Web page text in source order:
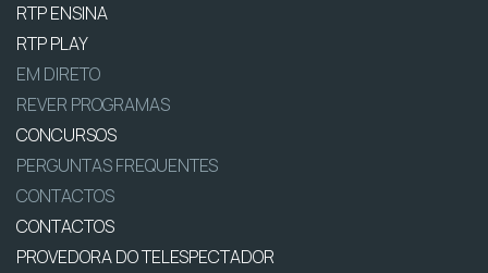
RTP ENSINA
RTP PLAY
EM DIRETO
REVER PROGRAMAS
CONCURSOS
PERGUNTAS FREQUENTES
CONTACTOS
CONTACTOS
PROVEDORA DO TELESPECTADOR